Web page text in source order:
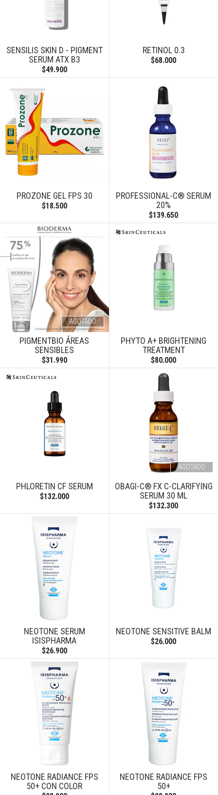
SENSILIS SKIN D - PIGMENT
SERUM ATX B3
$49.900
RETINOL 0.3
$68.000
PROZONE GEL FPS 30
$18.500
PROFESSIONAL-C® SERUM
20%
$139.650
AGOTADO
PIGMENTBIO ÁREAS
SENSIBLES
$31.990
PHYTO A+ BRIGHTENING
TREATMENT
$80.000
PHLORETIN CF SERUM
$132.000
AGOTADO
OBAGI-C® FX C-CLARIFYING
SERUM 30 ML
$132.300
NEOTONE SERUM
ISISPHARMA
$26.900
NEOTONE SENSITIVE BALM
$26.000
NEOTONE RADIANCE FPS
50+ CON COLOR
NEOTONE RADIANCE FPS
50+